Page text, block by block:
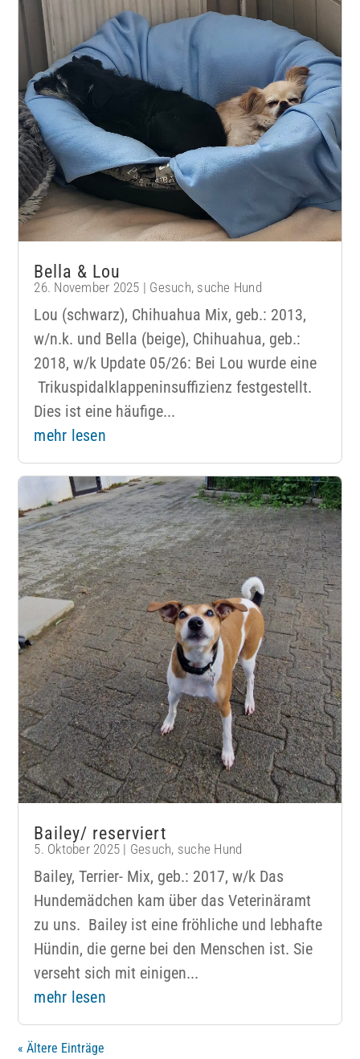
Bella & Lou
26. November 2025 | Gesuch, suche Hund
Lou (schwarz), Chihuahua Mix, geb.: 2013,
w/n.k. und Bella (beige), Chihuahua, geb.:
2018, w/k Update 05/26: Bei Lou wurde eine
Trikuspidalklappeninsuffizienz festgestellt.
Dies ist eine häufige...
mehr lesen
Bailey/ reserviert
5. Oktober 2025 | Gesuch, suche Hund
Bailey, Terrier- Mix, geb.: 2017, w/k Das
Hundemädchen kam über das Veterinäramt
zu uns. Bailey ist eine fröhliche und lebhafte
Hündin, die gerne bei den Menschen ist. Sie
verseht sich mit einigen...
mehr lesen
« Ältere Einträge